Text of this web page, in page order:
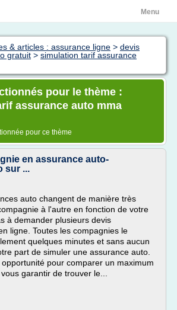
Menu
& articles : assurance ligne > devis
gratuit > simulation tarif assurance
pour le thème :
assurance auto mma
pour ce thème
en assurance auto-
sur ...
auto changent de manière très
à l'autre en fonction de votre
à demander plusieurs devis
ligne. Toutes les compagnies le
quelques minutes et sans aucun
part de simuler une assurance auto.
pour comparer un maximum
garantir de trouver le...